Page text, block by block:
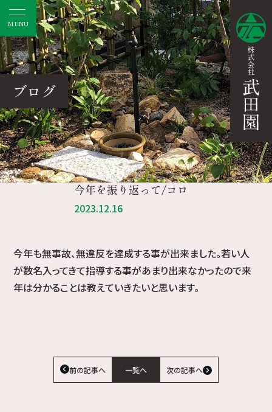
MENU
ブログ
今年を振り返って/コロ
2023.12.16
今年も無事故、無違反を達成する事が出来ました。若い人
が数名入ってきて指導する事があまり出来なかったので来
年は分かることは教えていきたいと思います。
前の記事へ 一覧へ 次の記事へ